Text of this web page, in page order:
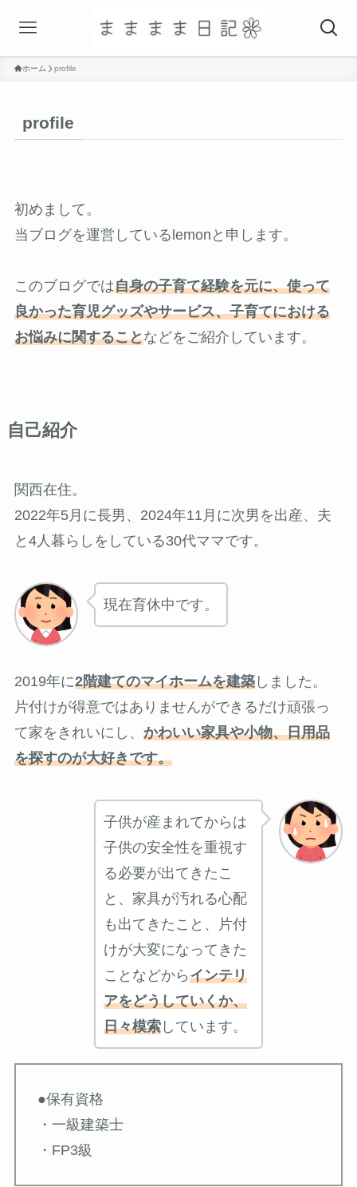
ホーム profile
profile
初めまして。
当ブログを運営しているlemonと申します。
このブログでは自身の子育て経験を元に、使って
良かった育児グッズやサービス、子育てにおける
お悩みに関することなどをご紹介しています。
自己紹介
関西在住。
2022年5月に長男、2024年11月に次男を出産、夫
と4人暮らしをしている30代ママです。
現在育休中です。
2019年に2階建てのマイホームを建築しました。
片付けが得意ではありませんができるだけ頑張っ
て家をきれいにし、 かわいい家具や小物、日用品
を探すのが大好きです。
子供が産まれてからは
子供の安全性を重視す
る必要が出てきたこ
と、家具が汚れる心配
も出てきたこと、片付
けが大変になってきた
ことなどからインテリ
アをどうしていくか、
日々模索しています。
●保有資格
・一級建築士
・FP3級